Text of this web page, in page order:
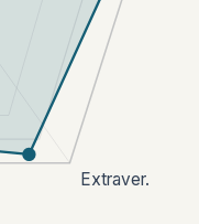
Extraver.